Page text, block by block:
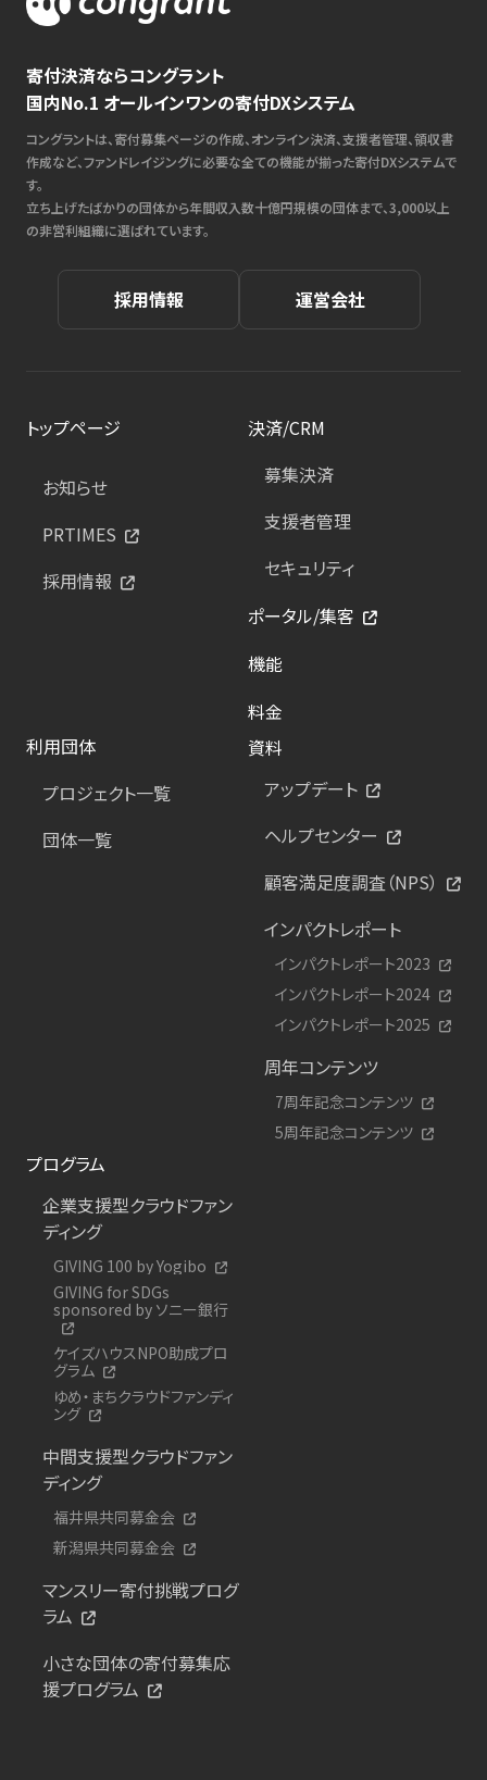
寄付決済ならコングラント
国内No.1 オールインワンの寄付DXシステム
コングラントは、寄付募集ページの作成、オンライン決済、支援者管理、領収書
作成など、ファンドレイジングに必要な全ての機能が揃った寄付DXシステムで
す。
立ち上げたばかりの団体から年間収入数十億円規模の団体まで、3,000以上
の非営利組織に選ばれています。
採用情報 運営会社
トップページ
お知らせ
PRTIMES
採用情報
決済/CRM
募集決済
支援者管理
セキュリティ
ポータル/集客
機能
料金
利用団体
プロジェクト一覧
団体一覧
資料
アップデート
ヘルプセンター
顧客満足度調査（NPS）
インパクトレポート
インパクトレポート2023
インパクトレポート2024
インパクトレポート2025
周年コンテンツ
7周年記念コンテンツ
5周年記念コンテンツ
プログラム
企業支援型クラウドファン
ディング
GIVING 100 by Yogibo
GIVING for SDGs
sponsored by ソニー銀行
ケイズハウスNPO助成プロ
グラム
ゆめ・まちクラウドファンディ
ング
中間支援型クラウドファン
ディング
福井県共同募金会
新潟県共同募金会
マンスリー寄付挑戦プログ
ラム
小さな団体の寄付募集応
援プログラム